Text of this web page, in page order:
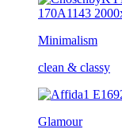
Minimalism
clean & classy
Glamour